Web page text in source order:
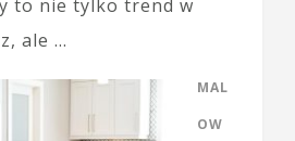
to nie tylko trend w
ale …
MAL
OW